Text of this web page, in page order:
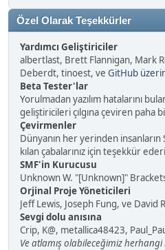
Özel Olarak Teşekkürler
Yardımcı Geliştiriciler
albertlast, Brett Flannigan, Mark
Deberdt, tinoest, ve GitHub
Beta Tester'lar
Yorulmadan yazılım hatalarını
geliştiricileri çılgına çeviren paha
Çevirmenler
Dünyanın her yerinden insanların
kılan çabalarınız için teşekkür
SMF'in Kurucusu
Unknown W. "[Unknown]"
Orjinal Proje Yöneticileri
Jeff Lewis, Joseph Fung, ve David
Sevgi dolu anısına
Crip, K@, metallica48423,
Ve atlamış olabileceğimiz